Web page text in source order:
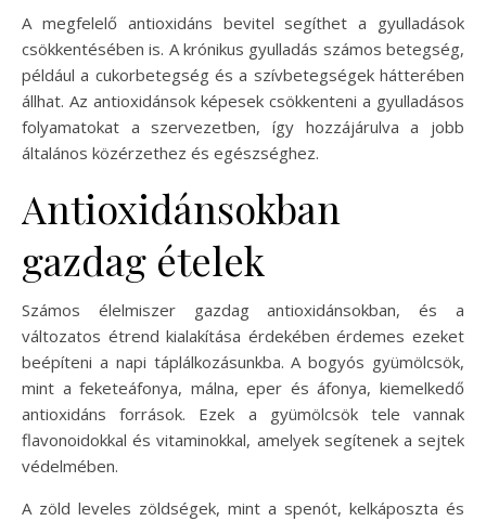
A megfelelő antioxidáns bevitel segíthet a gyulladások
csökkentésében is. A krónikus gyulladás számos betegség,
például a cukorbetegség és a szívbetegségek hátterében
állhat. Az antioxidánsok képesek csökkenteni a gyulladásos
folyamatokat a szervezetben, így hozzájárulva a jobb
általános közérzethez és egészséghez.
Antioxidánsokban
gazdag ételek
Számos élelmiszer gazdag antioxidánsokban, és a
változatos étrend kialakítása érdekében érdemes ezeket
beépíteni a napi táplálkozásunkba. A bogyós gyümölcsök,
mint a feketeáfonya, málna, eper és áfonya, kiemelkedő
antioxidáns források. Ezek a gyümölcsök tele vannak
flavonoidokkal és vitaminokkal, amelyek segítenek a sejtek
védelmében.
A zöld leveles zöldségek, mint a spenót, kelkáposzta és